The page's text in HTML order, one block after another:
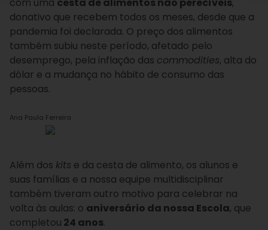
donativo que recebem todos os meses, desde que a
pandemia foi declarada. O preço dos alimentos
também subiu neste período, afetado pelo
desemprego, pela inflação das commodities, alta do
dólar e a mudança no hábito de consumo das
pessoas.
Ana Paula Ferreira
Além dos kits e da cesta de alimento, os alunos e
suas famílias e a nossa equipe multidisciplinar
também tiveram outro motivo para celebrar na
volta às aulas: o aniversário da nossa Escola, que
completou 24 anos.